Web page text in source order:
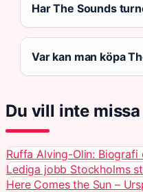
Har The Sounds
Var kan man köpa
Du vill inte missa
Ruffa Alving-Olin:
Lediga jobb Stockholms
Here Comes the Sun –